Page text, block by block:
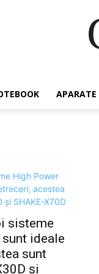
APARATE
sisteme
ideale
sunt
și